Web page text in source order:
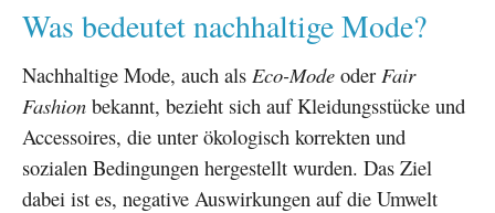
Was bedeutet nachhaltige Mode?
Nachhaltige Mode, auch als Eco-Mode oder Fair
Fashion bekannt, bezieht sich auf Kleidungsstücke und
Accessoires, die unter ökologisch korrekten und
sozialen Bedingungen hergestellt wurden. Das Ziel
dabei ist es, negative Auswirkungen auf die Umwelt